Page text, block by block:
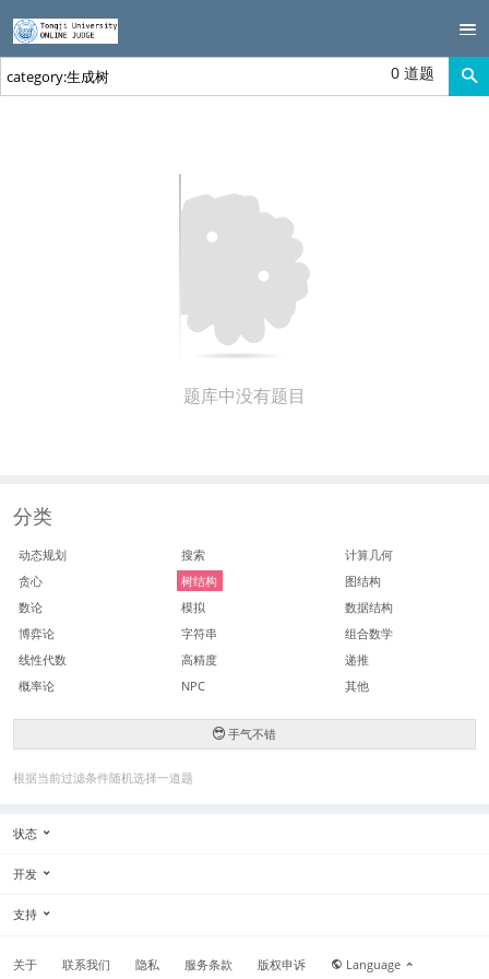
0 道题
题库中没有题目
分类
动态规划 搜索
计算几何
贪心
树结构
图结构
数论
模拟
数据结构
博弈论
字符串
组合数学
线性代数
高精度
递推
概率论
NPC 其他
手气不错
根据当前过滤条件随机选择一道题
状态
开发
支持
关于 联系我们 隐私 服务条款 版权申诉 Language